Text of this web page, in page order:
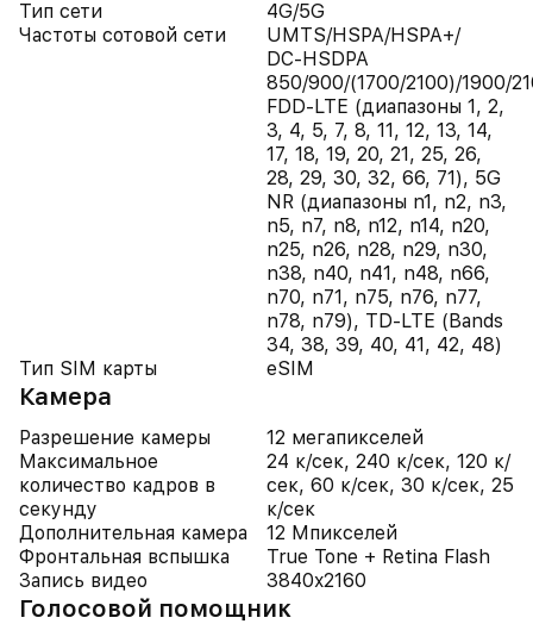
Тип сети
4G/5G
Частоты сотовой сети
UMTS/​HSPA/​HSPA+/​
DC‑HSDPA
850/900/(1700/2100)/1900/
FDD-LTE (диапазоны 1, 2,
3, 4, 5, 7, 8, 11, 12, 13, 14,
17, 18, 19, 20, 21, 25, 26,
28, 29, 30, 32, 66, 71), 5G
NR (диапазоны n1, n2, n3,
n5, n7, n8, n12, n14, n20,
n25, n26, n28, n29, n30,
n38, n40, n41, n48, n66,
n70, n71, n75, n76, n77,
n78, n79), TD-LTE (Bands
34, 38, 39, 40, 41, 42, 48)
Тип SIM карты
eSIM
Камера
Разрешение камеры
12 мегапикселей
Максимальное
количество кадров в
секунду
24 к/сек, 240 к/сек, 120 к/
сек, 60 к/сек, 30 к/сек, 25
к/сек
Дополнительная камера
12 Мпикселей
Фронтальная вспышка
True Tone + Retina Flash
Запись видео
3840x2160
Голосовой помощник